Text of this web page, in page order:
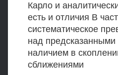
Карло и
есть и отличия В
систематическое
над предсказанными
наличием в
сближениями